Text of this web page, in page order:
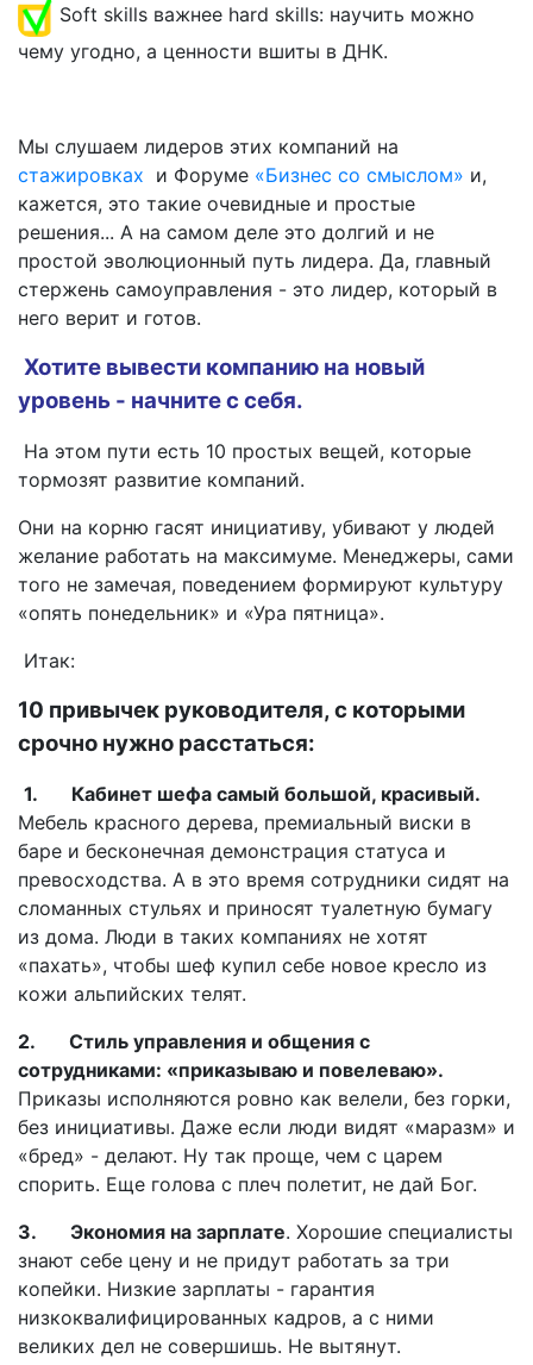
Soft skills важнее hard skills: научить можно
чему угодно, а ценности вшиты в ДНК.
Мы слушаем лидеров этих компаний на
стажировках и Форуме «Бизнес со смыслом» и,
кажется, это такие очевидные и простые
решения... А на самом деле это долгий и не
простой эволюционный путь лидера. Да, главный
стержень самоуправления - это лидер, который в
него верит и готов.
Хотите вывести компанию на новый
уровень - начните с себя.
На этом пути есть 10 простых вещей, которые
тормозят развитие компаний.
Они на корню гасят инициативу, убивают у людей
желание работать на максимуме. Менеджеры, сами
того не замечая, поведением формируют культуру
«опять понедельник» и «Ура пятница».
Итак:
10 привычек руководителя, с которыми
срочно нужно расстаться:
1. Кабинет шефа самый большой, красивый.
Мебель красного дерева, премиальный виски в
баре и бесконечная демонстрация статуса и
превосходства. А в это время сотрудники сидят на
сломанных стульях и приносят туалетную бумагу
из дома. Люди в таких компаниях не хотят
«пахать», чтобы шеф купил себе новое кресло из
кожи альпийских телят.
2. Стиль управления и общения с
сотрудниками: «приказываю и повелеваю».
Приказы исполняются ровно как велели, без горки,
без инициативы. Даже если люди видят «маразм» и
«бред» - делают. Ну так проще, чем с царем
спорить. Еще голова с плеч полетит, не дай Бог.
3. Экономия на зарплате. Хорошие специалисты
знают себе цену и не придут работать за три
копейки. Низкие зарплаты - гарантия
низкоквалифицированных кадров, а с ними
великих дел не совершишь. Не вытянут.